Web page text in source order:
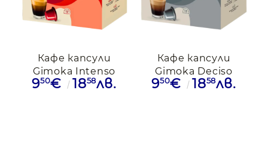
Кафе капсули
Gimoka Intenso
съвместими с
950€ 1858лв.
Кафе капсули
Gimoka Deciso
съвместими с
950€ 1858лв.